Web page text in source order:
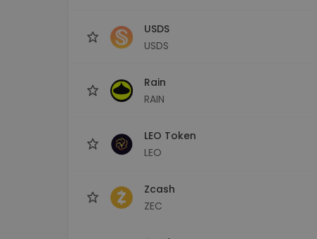
USDS
USDS
Rain
RAIN
LEO Token
LEO
Zcash
ZEC